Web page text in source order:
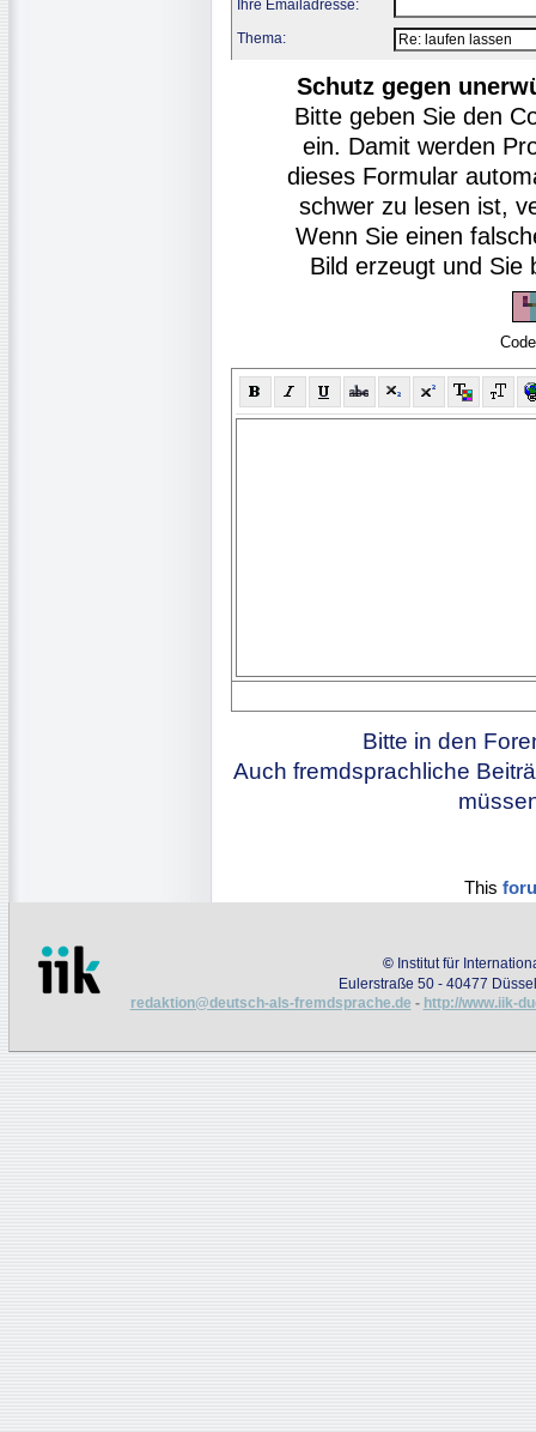
Ihre Emailadresse:
Thema:
Schutz gegen
Bitte geben Sie den
ein. Damit werden
dieses Formular
schwer zu lesen ist,
Wenn Sie einen
Bild erzeugt und Sie
Bitte in den
Auch fremdsprachliche
This
© Institut für
Eulerstraße 50 - 40477
redaktion@deutsch-als-fremdsprache.de - http://www.iik-